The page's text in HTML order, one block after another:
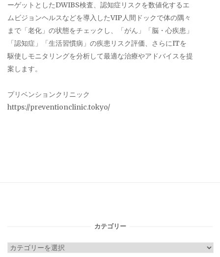
ーゲットとしたDWIBS検査、認知症リスクを数値化するエ
ムビジョンヘルスなどを導入したVIP人間ドックで体の隅々
まで「老化」の状態をチェックし、「がん」「脳・心疾患」
「認知症」「生活習慣病」の疾患リスク評価、さらにITを
駆使しモニタリングを分析して最適な治療やアドバイスを提
案します。
プリベンションクリニック
https://preventionclinic.tokyo/
カテゴリー
カ